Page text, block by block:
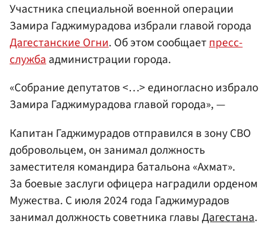
Участника специальной военной операции
Замира Гаджимурадова избрали главой города
Дагестанские Огни. Об этом сообщаетпресс-
службаадминистрации города.
«Собрание депутатов <…> единогласно избрало
Замира Гаджимурадова главой города», —
Капитан Гаджимурадов отправился в зону СВО
добровольцем, он занимал должность
заместителя командира батальона «Ахмат».
За боевые заслуги офицера наградили орденом
Мужества. С июля 2024 года Гаджимурадов
занимал должность советника главыДагестана.